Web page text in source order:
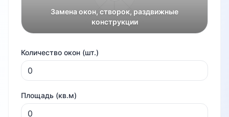
Замена окон, створок, раздвижные
конструкции
Количество окон (шт.)
Площадь (кв.м)